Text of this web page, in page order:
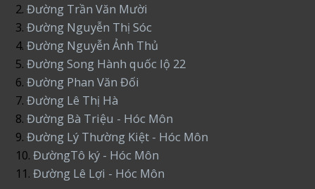
2.Đường Trần Văn Mười
3.Đường Nguyễn Thị Sóc
4. Đường Nguyễn Ảnh Thủ
5.Đường Song Hành quốc lộ 22
6.Đường Phan Văn Đối
7. Đường Lê Thị Hà
8.Đường Bà Triệu - Hóc Môn
9.Đường Lý Thường Kiệt - Hóc Môn
10.ĐườngTô ký - Hóc Môn
11.Đường Lê Lợi - Hóc Môn